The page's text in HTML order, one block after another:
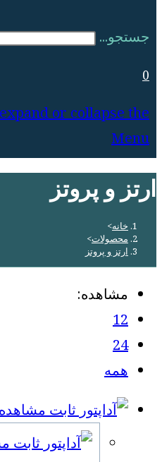
جستجو...
0
or collapse the
Menu
ارتز و پروتز
خانه>
محصولات>
ارتز و پروتز
مشاهده:
12
24
همه